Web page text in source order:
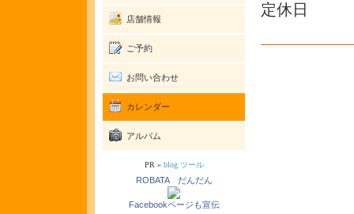
定休日
店舗情報
ご予約
お問い合わせ
カレンダー
アルバム
PR » blog ツール
ROBATA だんだん
Facebookページも宣伝